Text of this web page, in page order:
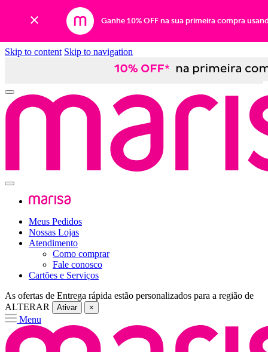
Ganhe 10% OFF na sua primeira compra
Skip to content Skip to navigation
Meus Pedidos
Nossas Lojas
Atendimento
Como comprar
Fale conosco
Cartões e Serviços
As ofertas de Entrega rápida estão personalizados para a região de
ALTERAR
Ativar ×
Menu